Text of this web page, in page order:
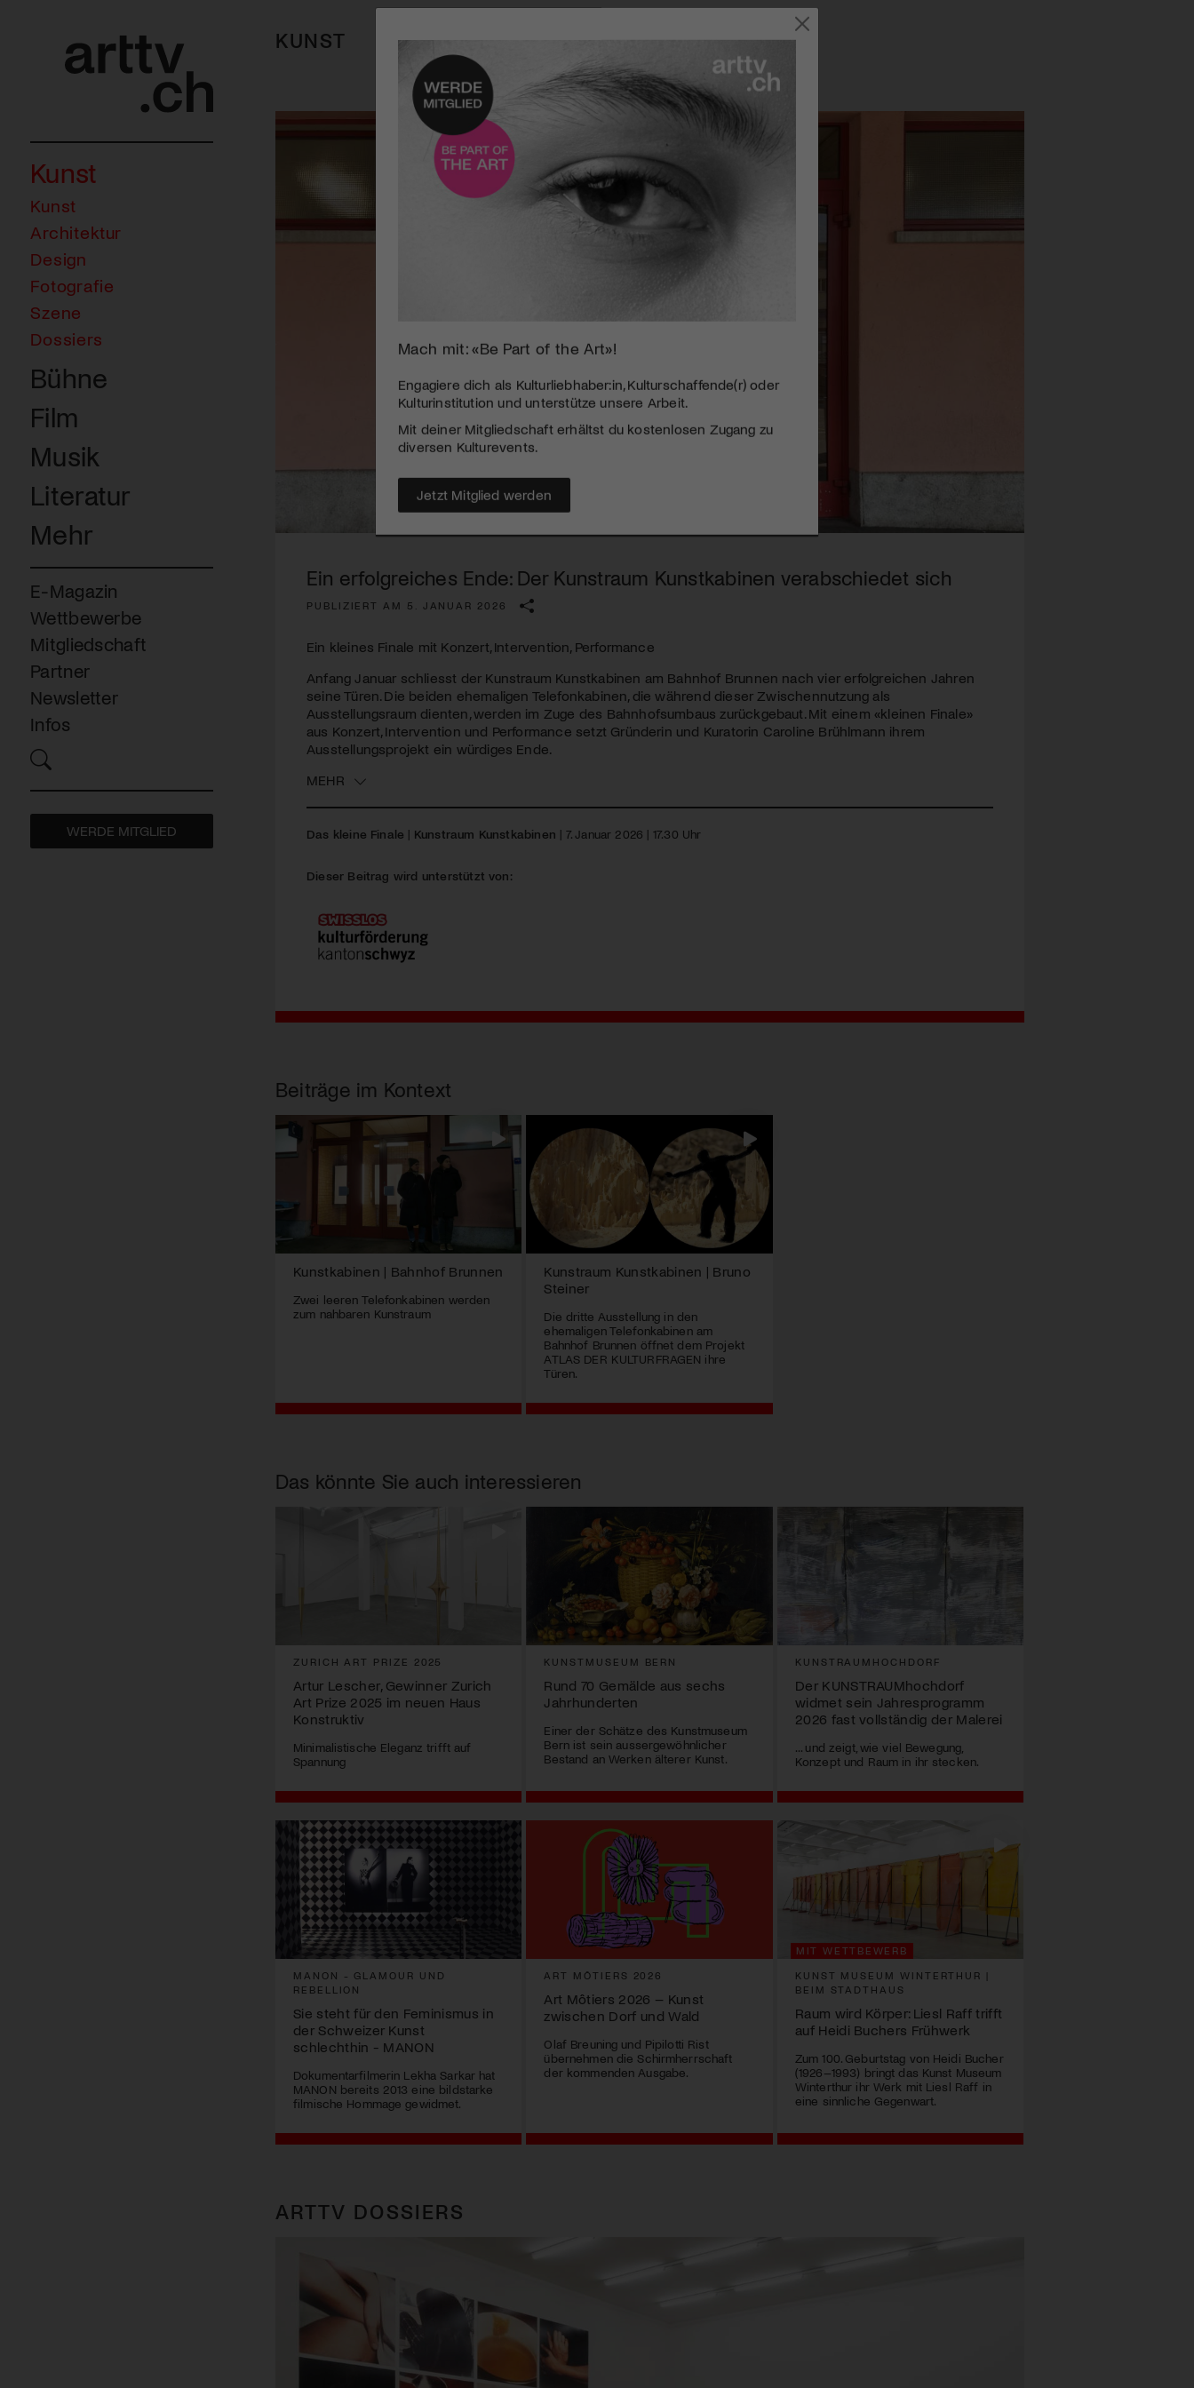
Kunst
Kunst
Architektur
Design
Fotografie
Szene
Dossiers
Bühne
Film
Musik
Literatur
Mehr
E-Magazin
Wettbewerbe
Mitgliedschaft
Partner
Newsletter
Infos
WERDE MITGLIED
KUNST
Ein erfolgreiches Ende: Der Kunstraum Kunstkabinen verabschiedet sich
PUBLIZIERT AM 5. JANUAR 2026
Ein kleines Finale mit Konzert, Intervention, Performance
Anfang Januar schliesst der Kunstraum Kunstkabinen am Bahnhof Brunnen nach vier erfolgreichen Jahren
seine Türen. Die beiden ehemaligen Telefonkabinen, die während dieser Zwischennutzung als
Ausstellungsraum dienten, werden im Zuge des Bahnhofsumbaus zurückgebaut. Mit einem «kleinen Finale»
aus Konzert, Intervention und Performance setzt Gründerin und Kuratorin Caroline Brühlmann ihrem
Ausstellungsprojekt ein würdiges Ende.
MEHR
Das kleine Finale | Kunstraum Kunstkabinen | 7. Januar 2026 | 17.30 Uhr
Dieser Beitrag wird unterstützt von:
Beiträge im Kontext
Kunstkabinen | Bahnhof Brunnen
Zwei leeren Telefonkabinen werden
zum nahbaren Kunstraum
Kunstraum Kunstkabinen | Bruno
Steiner
Die dritte Ausstellung in den
ehemaligen Telefonkabinen am
Bahnhof Brunnen öffnet dem Projekt
ATLAS DER KULTURFRAGEN ihre
Türen.
Das könnte Sie auch interessieren
ZURICH ART PRIZE 2025
Artur Lescher, Gewinner Zurich
Art Prize 2025 im neuen Haus
Konstruktiv
Minimalistische Eleganz trifft auf
Spannung
KUNSTMUSEUM BERN
Rund 70 Gemälde aus sechs
Jahrhunderten
Einer der Schätze des Kunstmuseum
Bern ist sein aussergewöhnlicher
Bestand an Werken älterer Kunst.
KUNSTRAUMHOCHDORF
Der KUNSTRAUMhochdorf
widmet sein Jahresprogramm
2026 fast vollständig der Malerei
... und zeigt, wie viel Bewegung,
Konzept und Raum in ihr stecken.
MANON - GLAMOUR UND
REBELLION
Sie steht für den Feminismus in
der Schweizer Kunst
schlechthin - MANON
Dokumentarfilmerin Lekha Sarkar hat
MANON bereits 2013 eine bildstarke
filmische Hommage gewidmet.
ART MÔTIERS 2026
Art Môtiers 2026 – Kunst
zwischen Dorf und Wald
Olaf Breuning und Pipilotti Rist
übernehmen die Schirmherrschaft
der kommenden Ausgabe.
MIT WETTBEWERB
KUNST MUSEUM WINTERTHUR |
BEIM STADTHAUS
Raum wird Körper: Liesl Raff trifft
auf Heidi Buchers Frühwerk
Zum 100. Geburtstag von Heidi Bucher
(1926–1993) bringt das Kunst Museum
Winterthur ihr Werk mit Liesl Raff in
eine sinnliche Gegenwart.
ARTTV DOSSIERS
Mach mit: «Be Part of the Art»!
Engagiere dich als Kulturliebhaber:in, Kulturschaffende(r) oder
Kulturinstitution und unterstütze unsere Arbeit.
Mit deiner Mitgliedschaft erhältst du kostenlosen Zugang zu
diversen Kulturevents.
Jetzt Mitglied werden